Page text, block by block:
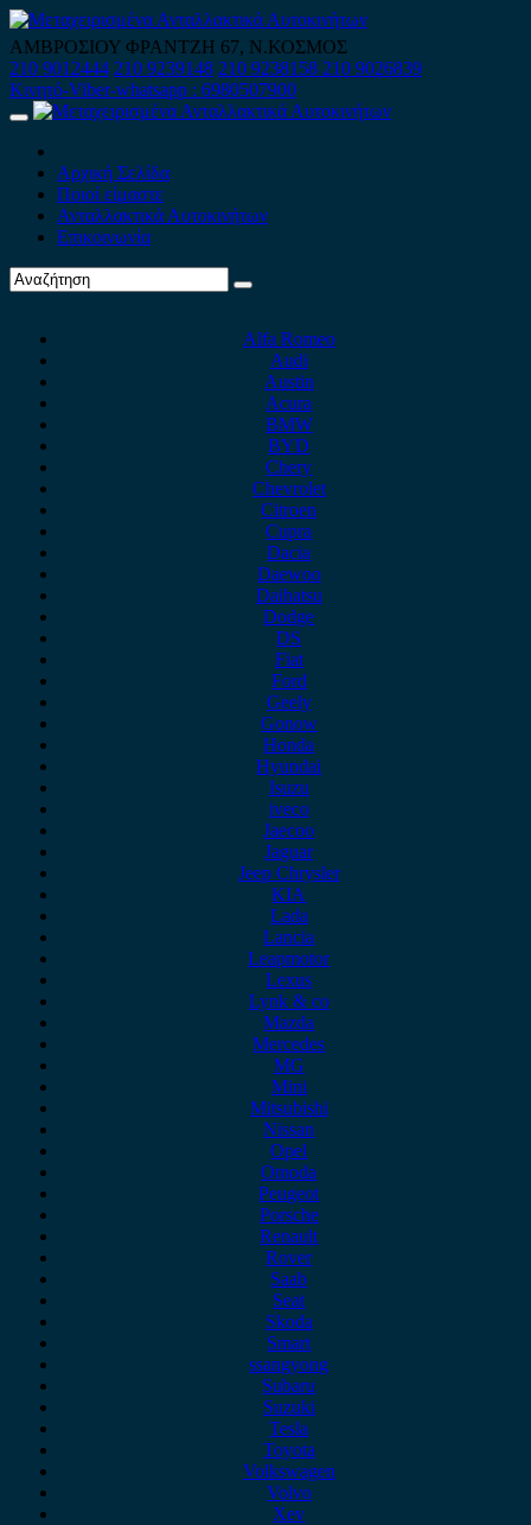
Skip
to
content
ΑΜΒΡΟΣΙΟΥ ΦΡΑΝΤΖΗ 67, Ν.ΚΟΣΜΟΣ
210 9012444 210 9239148 210 9238158 210 9026839
Κινητό-Viber-whatsapp : 6980507900
Primary
Αρχική Σελίδα
Ποιοί είμαστε
Ανταλλακτικά Αυτοκινήτων
Επικοινωνία
Alfa Romeo
Audi
Austin
Acura
BMW
BYD
Chery
Chevrolet
Citroen
Cupra
Dacia
Daewoo
Daihatsu
Dodge
DS
Fiat
Ford
Geely
Gonow
Honda
Hyundai
Isuzu
iveco
Jaecoo
Jaguar
Jeep Chrysler
KIA
Lada
Lancia
Leapmotor
Lexus
Lynk & co
Mazda
Mercedes
MG
Mini
Mitsubishi
Nissan
Opel
Omoda
Peugeot
Porsche
Renault
Rover
Saab
Seat
Skoda
Smart
ssangyong
Subaru
Suzuki
Tesla
Toyota
Volkswagen
Volvo
Xev